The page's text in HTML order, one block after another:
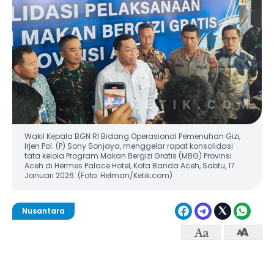
Wakil Kepala BGN RI Bidang Operasional Pemenuhan Gizi,
Irjen Pol. (P) Sony Sonjaya, menggelar rapat konsolidasi
tata kelola Program Makan Bergizi Gratis (MBG) Provinsi
Aceh di Hermes Palace Hotel, Kota Banda Aceh, Sabtu, 17
Januari 2026. (Foto: Helman/Ketik.com)
Nusantara